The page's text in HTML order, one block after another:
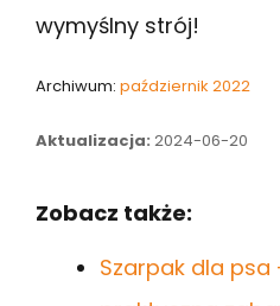
wymyślny strój!
Archiwum: październik 2022
Aktualizacja: 2024-06-20
Zobacz także:
Szarpak dla psa